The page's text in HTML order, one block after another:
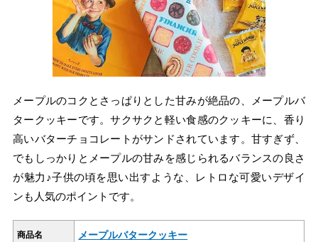
メープルのコクとさっぱりとした甘みが絶品の、メープルバ
タークッキーです。サクサクと軽い食感のクッキーに、香り
高いバターチョコレートがサンドされています。甘すぎず、
でもしっかりとメープルの甘みを感じられるバランスの良さ
が魅力♪子供の頃を思い出すような、レトロな可愛いデザイ
ンも人気のポイントです。
商品名 メープルバタークッキー